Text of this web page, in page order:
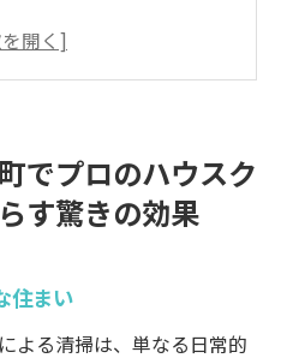
効率的な清掃方法
つためのアドバイス
ロフェッショナルが提
得られる安心感
掃サービス
でプロのハウスク
す驚きの効果
住まい
よる清掃は、単なる日常的